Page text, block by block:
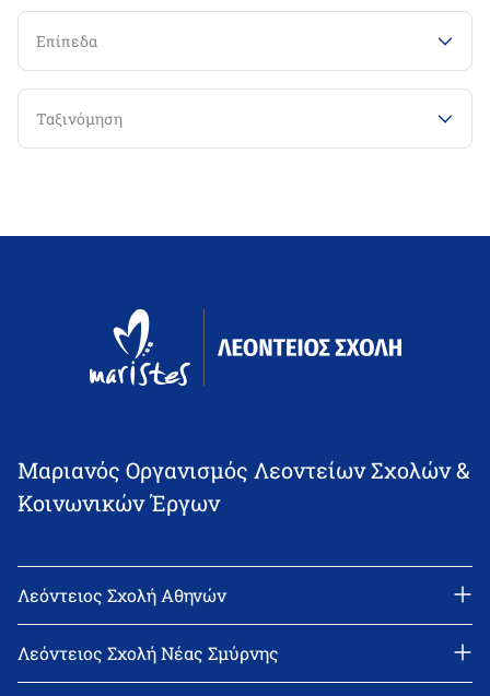
Επίπεδα
Ταξινόμηση
Μαριανός Οργανισμός Λεοντείων Σχολών &
Κοινωνικών Έργων
Λεόντειος Σχολή Αθηνών
email: l_leonin@leonteiosedu.gr
Λεόντειος Σχολή Νέας Σμύρνης